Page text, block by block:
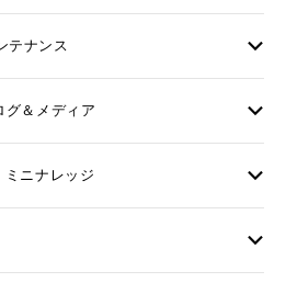
テナンス
グ＆メディア
者様の声
ミニナレッジ